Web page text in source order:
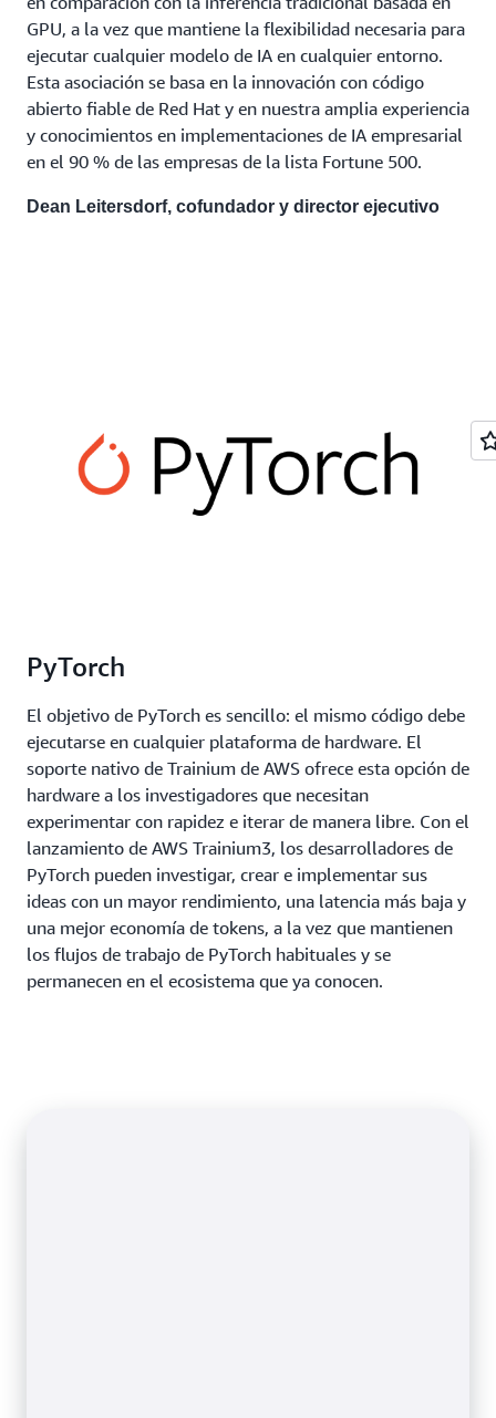
GPU, a la vez que mantiene la flexibilidad necesaria para
ejecutar cualquier modelo de IA en cualquier entorno.
Esta asociación se basa en la innovación con código
abierto fiable de Red Hat y en nuestra amplia experiencia
y conocimientos en implementaciones de IA empresarial
en el 90 % de las empresas de la lista Fortune 500.
Dean Leitersdorf, cofundador y director ejecutivo
PyTorch
El objetivo de PyTorch es sencillo: el mismo código debe
ejecutarse en cualquier plataforma de hardware. El
soporte nativo de Trainium de AWS ofrece esta opción de
hardware a los investigadores que necesitan
experimentar con rapidez e iterar de manera libre. Con el
lanzamiento de AWS Trainium3, los desarrolladores de
PyTorch pueden investigar, crear e implementar sus
ideas con un mayor rendimiento, una latencia más baja y
una mejor economía de tokens, a la vez que mantienen
los flujos de trabajo de PyTorch habituales y se
permanecen en el ecosistema que ya conocen.